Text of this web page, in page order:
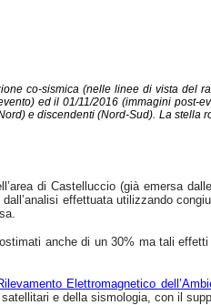
co-sismica (nelle linee di vista del
ed il 01/11/2016 (immagini post-
e discendenti (Nord-Sud). La stella
di Castelluccio (già emersa
effettuata utilizzando
anche di un 30% ma tali
Elettromagnetico
e della sismologia, con il